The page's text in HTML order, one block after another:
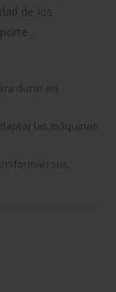
de los
durar en
las máquinas
sus